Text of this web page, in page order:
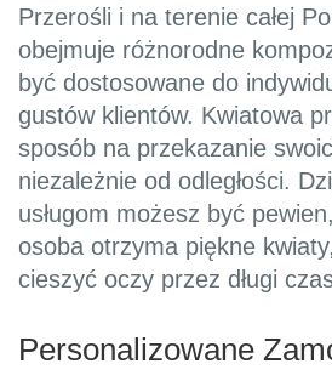
Przerośli i na terenie całej
obejmuje różnorodne
być dostosowane do
gustów klientów. Kwiatowa
sposób na przekazanie
niezależnie od odległości.
usługom możesz być
osoba otrzyma piękne
cieszyć oczy przez długi
Personalizowane